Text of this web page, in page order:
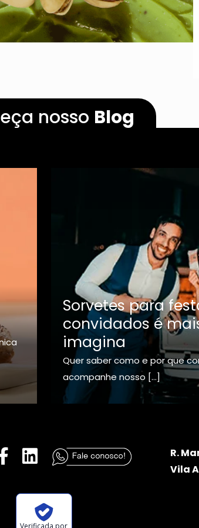
nosso Blog
Sorvetes para
convidados é
imagina
Quer saber como e por que
acompanhe nosso […]
R.
Vila